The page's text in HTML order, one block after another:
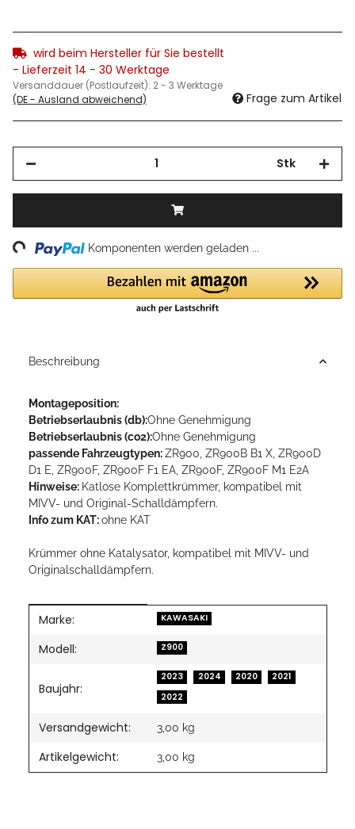
wird beim Hersteller für Sie bestellt
- Lieferzeit 14 - 30 Werktage
Versanddauer (Postlaufzeit): 2 - 3 Werktage
(DE - Ausland abweichend)
Frage zum Artikel
Stk
Komponenten werden geladen ...
Beschreibung
Montageposition:
Betriebserlaubnis (db):Ohne Genehmigung
Betriebserlaubnis (co2):Ohne Genehmigung
passende Fahrzeugtypen:ZR900, ZR900B B1 X, ZR900D
D1 E, ZR900F, ZR900F F1 EA, ZR900F, ZR900F M1 E2A
Hinweise: Katlose Komplettkrümmer, kompatibel mit
MIVV- und Original-Schalldämpfern.
Info zum KAT:ohne KAT
Krümmer ohne Katalysator, kompatibel mit MIVV- und
Originalschalldämpfern.
Produkteigenschaft
Wert
Marke: KAWASAKI
Modell: Z900
Baujahr:
2023 2024 2020
2021
2022
Versandgewicht: 3,00 kg
Artikelgewicht: 3,00 kg